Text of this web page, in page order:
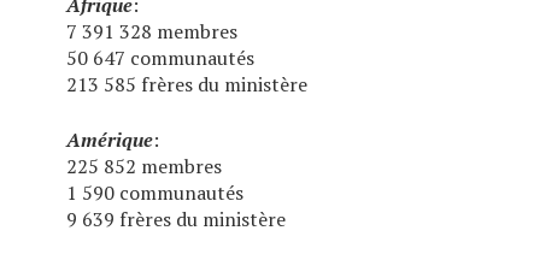
7 391 328 membres
50 647 communautés
213 585 frères du ministère
Amérique:
225 852 membres
1 590 communautés
9 639 frères du ministère